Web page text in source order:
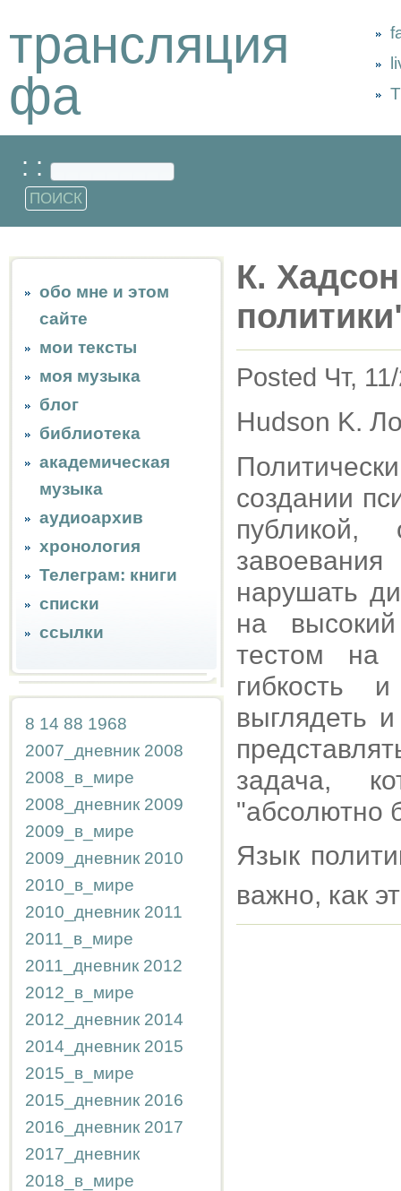
трансляция
фа
: :
обо мне и этом
сайте
мои тексты
моя музыка
блог
библиотека
академическая
музыка
аудиоархив
хронология
Телеграм: книги
списки
ссылки
8 14 88 1968
2007_дневник 2008
2008_в_мире
2008_дневник 2009
2009_в_мире
2009_дневник 2010
2010_в_мире
2010_дневник 2011
2011_в_мире
2011_дневник 2012
2012_в_мире
2012_дневник 2014
2014_дневник 2015
2015_в_мире
2015_дневник 2016
2016_дневник 2017
2017_дневник
2018_в_мире
К.
Posted Чт,
Hudson K.
создании
публикой,
нарушать
на
тестом на
гибкость
выглядеть
задача,
"абсолютно
Язык
важно, как